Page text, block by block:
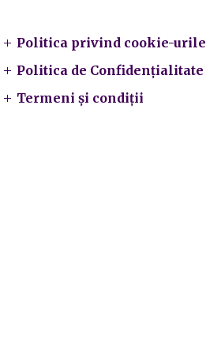
Politica privind cookie-urile
Politica de Confidențialitate
Termeni și condiții